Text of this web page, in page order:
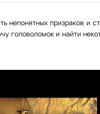
непонятных призраков и
головоломок и найти